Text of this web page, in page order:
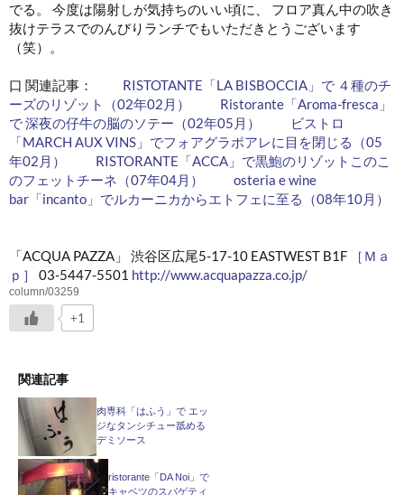
でる。 今度は陽射しが気持ちのいい頃に、 フロア真ん中の吹き
抜けテラスでのんびりランチでもいただきとうございます
（笑）。
口 関連記事： RISTOTANTE「LA BISBOCCIA」で ４種のチ
ーズのリゾット（02年02月）
Ristorante「Aroma-fresca」
で 深夜の仔牛の脳のソテー（02年05月）
ビストロ
「MARCH AUX VINS」でフォアグラポアレに目を閉じる（05
年02月）
RISTORANTE「ACCA」で黒鮑のリゾットこのこ
のフェットチーネ（07年04月）
osteria e wine
bar「incanto」でルカーニカからエトフェに至る（08年10月）
「ACQUA PAZZA」 渋谷区広尾5-17-10 EASTWEST B1F
［Ｍａ
ｐ］
03-5447-5501 http://www.acquapazza.co.jp/
column/03259
+1
関連記事
肉専科「はふう」で エッ
ジなタンシチュー舐める
デミソース
ristorante「DA Noi」で
キャベツのスパゲティ